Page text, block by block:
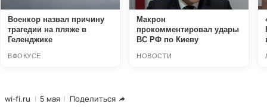
wi-fi.ru 5 мая Поделиться